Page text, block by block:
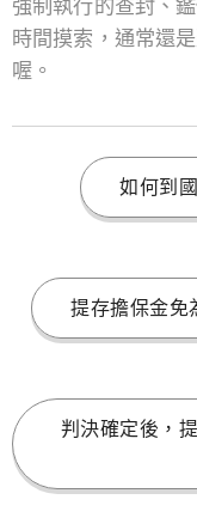
強制執行的查封、
時間摸索，通常還
喔。
如何到
提存擔保金免
判決確定後，